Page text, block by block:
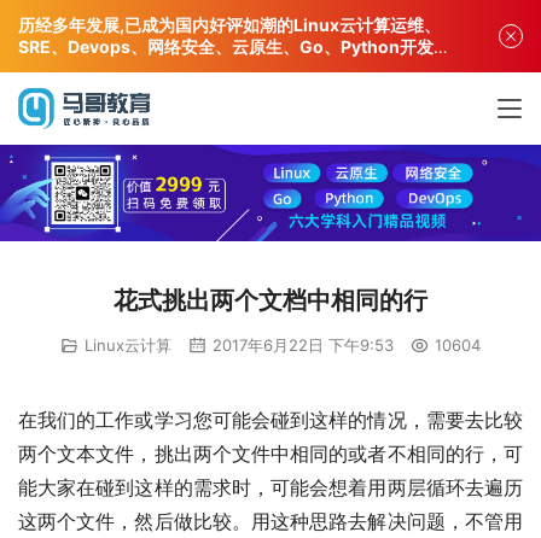
花式挑出两个文档中相同的行
Linux云计算 2017年6月22日 下午9:53 10604
在我们的工作或学习您可能会碰到这样的情况，需要去比较
两个文本文件，挑出两个文件中相同的或者不相同的行，可
能大家在碰到这样的需求时，可能会想着用两层循环去遍历
这两个文件，然后做比较。用这种思路去解决问题，不管用
历经多年发展,已成为国内好评如潮的Linux云计算运维、
SRE、Devops、网络安全、云原生、Go、Python开发专
业人才培训机构!